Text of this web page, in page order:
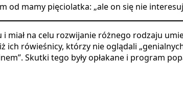
od mamy pięciolatka: „ale on się nie
na celu rozwijanie różnego rodzaju
ich rówieśnicy, którzy nie oglądali
Skutki tego były opłakane i program